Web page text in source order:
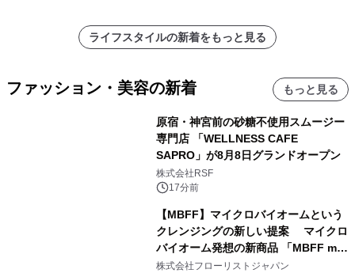
ライフスタイルの新着をもっと見る
ファッション・美容の新着 もっと見る
原宿・神宮前の砂糖不使用スムージー
専門店 「WELLNESS CAFE
SAPRO」が8月8日グランドオープン
株式会社RSF
17分前
【MBFF】マイクロバイオームという
クレンジングの新しい提案 マイクロ
バイオーム発想の新商品 「MBFF mb
クレンジングPRO」を2026年8月6日
株式会社フローリストジャパン